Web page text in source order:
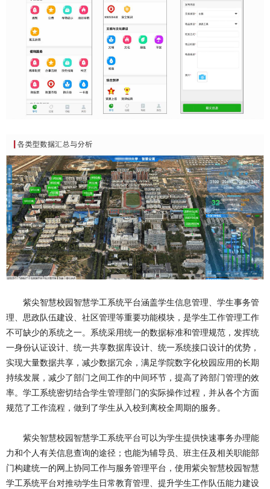
紫尖智慧校园智慧学工系统平台涵盖学生信息管理、学生事务管
理、思政队伍建设、社区管理等重要功能模块，是学生工作管理工作
不可缺少的系统之一。系统采用统一的数据标准和管理规范，发挥统
一身份认证设计、统一共享数据库设计、统一系统接口设计的优势，
实现大量数据共享，减少数据冗余，满足学院数字化校园应用的长期
持续发展，减少了部门之间工作的中间环节，提高了跨部门管理的效
率。学工系统密切结合学生管理部门的实际操作过程，并从各个方面
规范了工作流程，做到了学生从入校到离校全周期的服务。
紫尖智慧校园智慧学工系统平台可以为学生提供快速事务办理能
力和个人有关信息查询的途径；也能为辅导员、班主任及相关职能部
门构建统一的网上协同工作与服务管理平台，使用紫尖智慧校园智慧
学工系统平台对推动学生日常教育管理、提升学生工作队伍能力建设